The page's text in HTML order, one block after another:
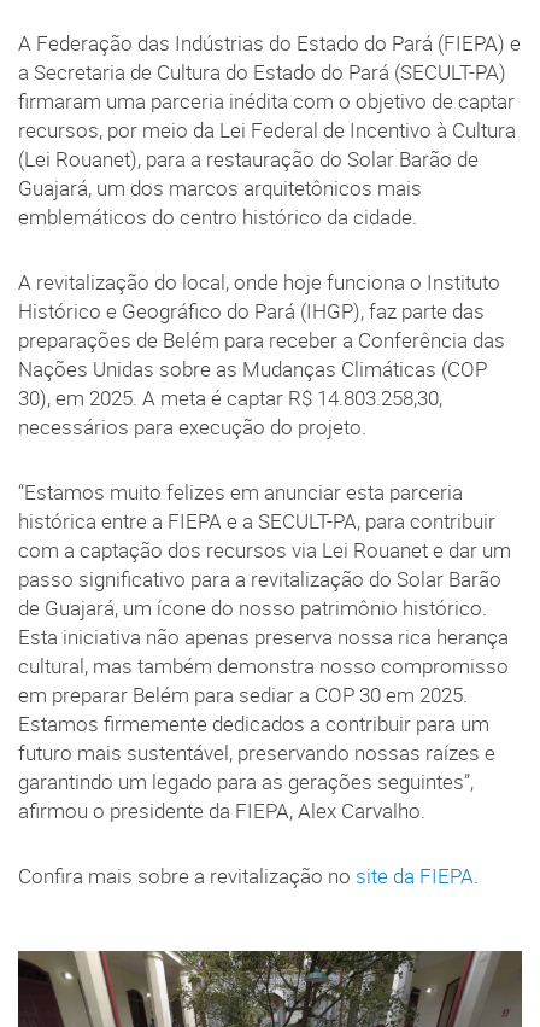
A Federação das Indústrias do Estado do Pará (FIEPA) e
a Secretaria de Cultura do Estado do Pará (SECULT-PA)
firmaram uma parceria inédita com o objetivo de captar
recursos, por meio da Lei Federal de Incentivo à Cultura
(Lei Rouanet), para a restauração do Solar Barão de
Guajará, um dos marcos arquitetônicos mais
emblemáticos do centro histórico da cidade.
A revitalização do local, onde hoje funciona o Instituto
Histórico e Geográfico do Pará (IHGP), faz parte das
preparações de Belém para receber a Conferência das
Nações Unidas sobre as Mudanças Climáticas (COP
30), em 2025. A meta é captar R$ 14.803.258,30,
necessários para execução do projeto.
“Estamos muito felizes em anunciar esta parceria
histórica entre a FIEPA e a SECULT-PA, para contribuir
com a captação dos recursos via Lei Rouanet e dar um
passo significativo para a revitalização do Solar Barão
de Guajará, um ícone do nosso patrimônio histórico.
Esta iniciativa não apenas preserva nossa rica herança
cultural, mas também demonstra nosso compromisso
em preparar Belém para sediar a COP 30 em 2025.
Estamos firmemente dedicados a contribuir para um
futuro mais sustentável, preservando nossas raízes e
garantindo um legado para as gerações seguintes”,
afirmou o presidente da FIEPA, Alex Carvalho.
Confira mais sobre a revitalização no site da FIEPA.